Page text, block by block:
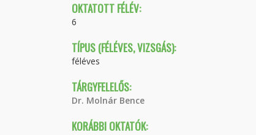
OKTATOTT FÉLÉV:
6
TÍPUS (FÉLÉVES, VIZSGÁS):
féléves
TÁRGYFELELŐS:
Dr. Molnár Bence
KORÁBBI OKTATÓK: